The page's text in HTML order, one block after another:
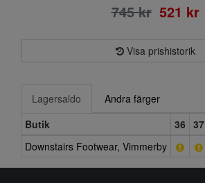
745 kr 521 kr
Visa prishistorik
Lagersaldo
Andra färger
Butik
36 37
Downstairs Footwear, Vimmerby